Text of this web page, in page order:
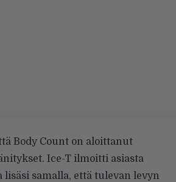
Body Count on aloittanut
Ice-T ilmoitti asiasta
samalla, että tulevan levyn